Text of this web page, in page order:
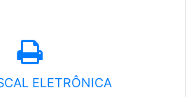
ELETRÔNICA